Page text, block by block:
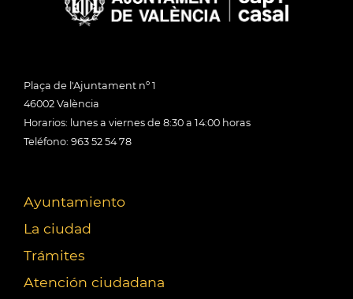
Plaça de l'Ajuntament nº 1
46002 València
Horarios: lunes a viernes de 8:30 a 14:00 horas
Teléfono: 963 52 54 78
Ayuntamiento
La ciudad
Trámites
Atención ciudadana